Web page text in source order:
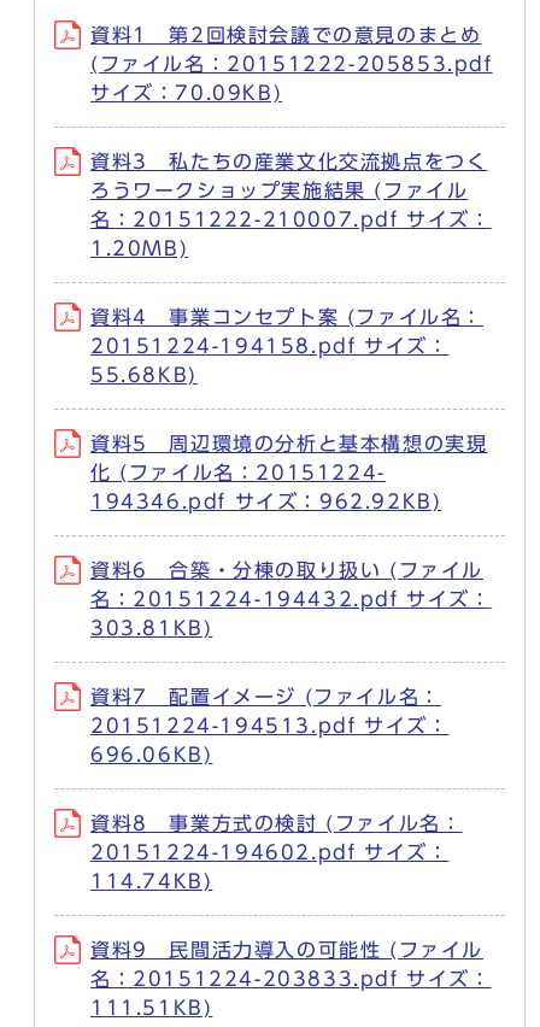
資料1 第2回検討会議での意見のまとめ
(ファイル名：20151222-205853.pdf
サイズ：70.09KB)
資料3 私たちの産業文化交流拠点をつく
ろうワークショップ実施結果 (ファイル
名：20151222-210007.pdf サイズ：
1.20MB)
資料4 事業コンセプト案 (ファイル名：
20151224-194158.pdf サイズ：
55.68KB)
資料5 周辺環境の分析と基本構想の実現
化 (ファイル名：20151224-
194346.pdf サイズ：962.92KB)
資料6 合築・分棟の取り扱い (ファイル
名：20151224-194432.pdf サイズ：
303.81KB)
資料7 配置イメージ (ファイル名：
20151224-194513.pdf サイズ：
696.06KB)
資料8 事業方式の検討 (ファイル名：
20151224-194602.pdf サイズ：
114.74KB)
資料9 民間活力導入の可能性 (ファイル
名：20151224-203833.pdf サイズ：
111.51KB)